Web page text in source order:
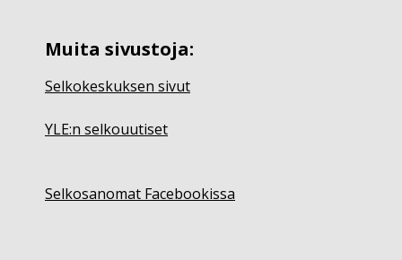
Muita sivustoja:
Selkokeskuksen sivut
YLE:n selkouutiset
Selkosanomat Facebookissa